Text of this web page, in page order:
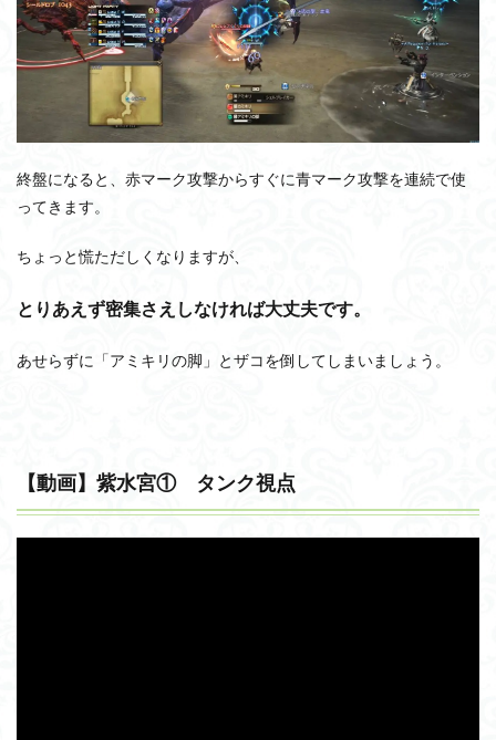
終盤になると、赤マーク攻撃からすぐに青マーク攻撃を連続で使
ってきます。
ちょっと慌ただしくなりますが、
とりあえず密集さえしなければ大丈夫です。
あせらずに「アミキリの脚」とザコを倒してしまいましょう。
【動画】紫水宮① タンク視点